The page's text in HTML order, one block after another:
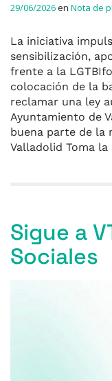
29/06/2026en Nota de
La iniciativa
sensibilización,
frente a la
colocación de la
reclamar una ley
Ayuntamiento de
buena parte de la
Valladolid Toma
Sigue a
Sociales